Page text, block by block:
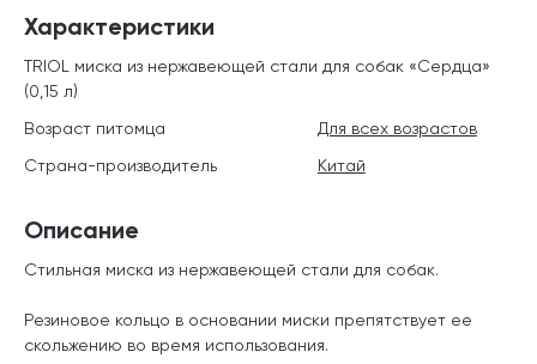
Описание
Стильная миска из нержавеющей стали для собак.
Резиновое кольцо в основании миски препятствует ее
скольжению во время использования.
Характеристики
TRIOL миска из нержавеющей стали для собак «Сердца»
(0,15 л)
Возраст питомца
Для всех возрастов
Страна-производитель
Китай